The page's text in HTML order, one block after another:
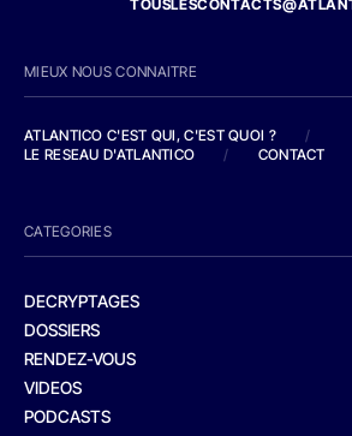
MIEUX NOUS CONNAITRE
ATLANTICO C'EST QUI, C'EST QUOI ?
/
LE RESEAU D'ATLANTICO
/ CONTACT
CATEGORIES
DECRYPTAGES
DOSSIERS
RENDEZ-VOUS
VIDEOS
PODCASTS